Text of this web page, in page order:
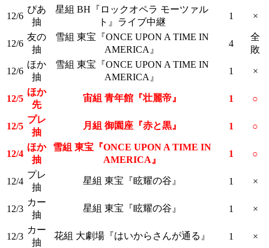
12/6
ぴあ
抽
星組 BH『ロックオペラ モーツァル
ト』ライブ中継
1 ×
12/6
友の
抽
雪組 東宝『ONCE UPON A TIME IN
AMERICA』
4
全
敗
12/6
ほか
抽
雪組 東宝『ONCE UPON A TIME IN
AMERICA』
1 ×
12/5
ほか
先
宙組 青年館『壮麗帝』 1 ○
12/5
プレ
抽
月組 御園座『赤と黒』 1 ○
12/4
ほか
抽
雪組 東宝『ONCE UPON A TIME IN
AMERICA』
1 ○
12/4
プレ
抽
星組 東宝『眩耀の谷』 1 ×
12/3
カー
抽
星組 東宝『眩耀の谷』 1 ×
12/3
カー
抽
花組 大劇場『はいからさんが通る』 1 ×